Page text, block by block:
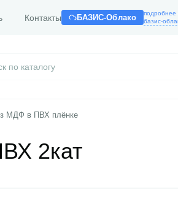
Контакты БАЗИС-Облако
подробнее
базис-
МДФ в ПВХ плёнке
2кат